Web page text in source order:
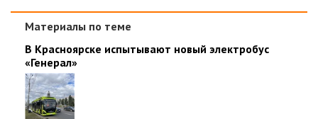
Материалы по теме
В Красноярске испытывают новый электробус
«Генерал»